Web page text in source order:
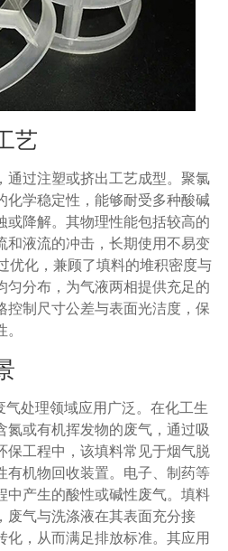
艺
通过注塑或挤出工艺成型。聚氯
化学稳定性，能够耐受多种酸碱
或降解。其物理性能包括较高的
和液流的冲击，长期使用不易变
优化，兼顾了填料的堆积密度与
匀分布，为气液两相提供充足的
控制尺寸公差与表面光洁度，保
处理领域应用广泛。在化工生
氮或有机挥发物的废气，通过吸
保工程中，该填料常见于烟气脱
有机物回收装置。电子、制药等
中产生的酸性或碱性废气。填料
废气与洗涤液在其表面充分接
化，从而满足排放标准。其应用